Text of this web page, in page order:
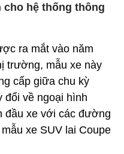
hệ thống thông
ra mắt vào năm
trường, mẫu xe này
cấp giữa chu kỳ
đổi về ngoại hình
đầu xe với các đường
xe SUV lai Coupe